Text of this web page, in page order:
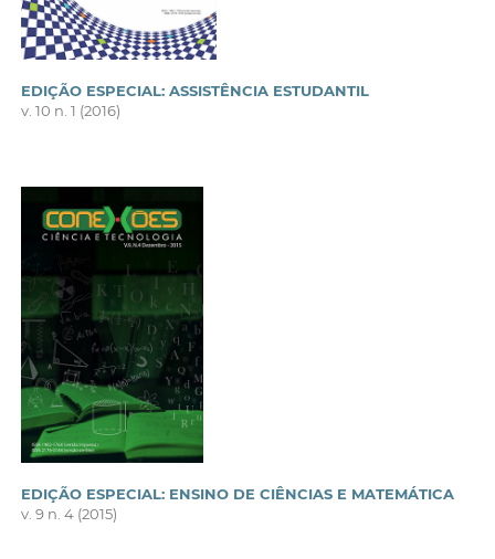
EDIÇÃO ESPECIAL: ASSISTÊNCIA ESTUDANTIL
v. 10 n. 1 (2016)
EDIÇÃO ESPECIAL: ENSINO DE CIÊNCIAS E MATEMÁTICA
v. 9 n. 4 (2015)